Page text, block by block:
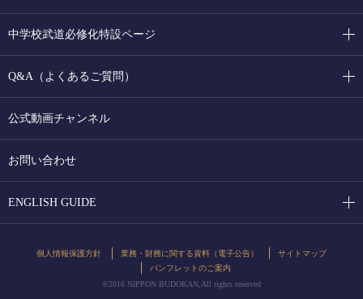
中学校武道必修化特設ページ
Q&A（よくあるご質問）
公式動画チャンネル
お問い合わせ
ENGLISH GUIDE
個人情報保護方針 業務・財務に関する資料（電子公告）
サイトマップ
パンフレットのご案内
©2016 NIPPON BUDOKAN,All rights reserved